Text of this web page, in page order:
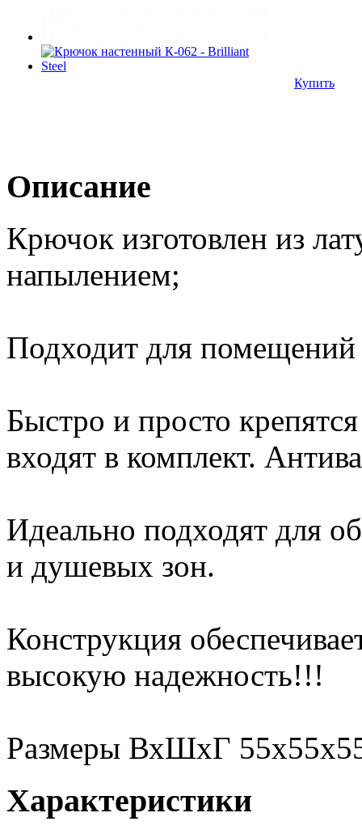
Купить
Описание
Крючок изготовлен из
напылением;
Подходит для
Быстро и просто
входят в комплект.
Идеально подходят для
и душевых зон.
Конструкция
высокую надежность!!!
Размеры ВхШхГ
Характеристики